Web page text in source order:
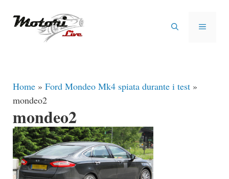
MENU
Home » Ford Mondeo Mk4 spiata durante i test »
mondeo2
mondeo2